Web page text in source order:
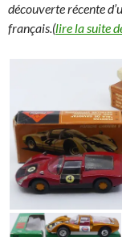
découverte récente
français.(lire la suite